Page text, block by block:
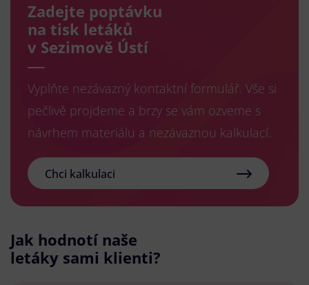
Zadejte poptávku
na tisk letáků
v Sezimově Ústí
Vyplňte nezávazný kontaktní formulář. Vše si
pečlivě projdeme a brzy se vám ozveme s
návrhem materiálu a nezávaznou kalkulací.
Chci kalkulaci
Jak hodnotí naše
letáky sami klienti?